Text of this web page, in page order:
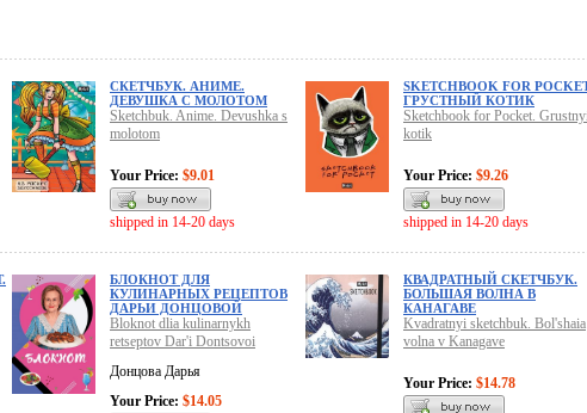
СКЕТЧБУК. АНИМЕ.
ДЕВУШКА С МОЛОТОМ
Sketchbuk. Anime. Devushka s
molotom
Your Price: $9.01
shipped in 14-20 days
SKETCHBOOK FOR
ГРУСТНЫЙ КОТИК
Sketchbook for Pocket.
kotik
Your Price: $9.26
shipped in 14-20 days
БЛОКНОТ ДЛЯ
КУЛИНАРНЫХ РЕЦЕПТОВ
ДАРЬИ ДОНЦОВОЙ
Bloknot dlia kulinarnykh
retseptov Dar'i Dontsovoi
Донцова Дарья
Your Price: $14.05
КВАДРАТНЫЙ СКЕТЧБУК.
БОЛЬШАЯ ВОЛНА В
КАНАГАВЕ
Kvadratnyi sketchbuk. Bol'shaia
volna v Kanagave
Your Price: $14.78